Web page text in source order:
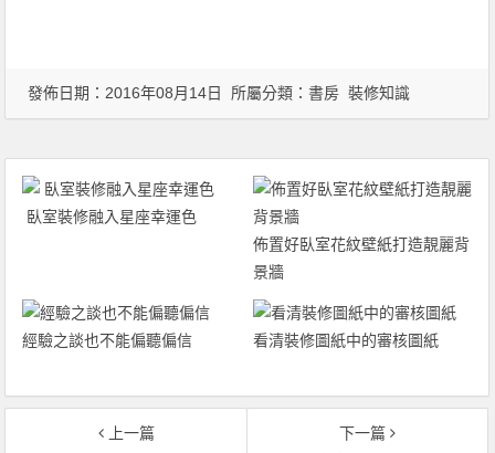
發佈日期：2016年08月14日 所屬分類：書房 裝修知識
臥室裝修融入星座幸運色
佈置好臥室花紋壁紙打造靚麗背
景牆
經驗之談也不能偏聽偏信 看清裝修圖紙中的審核圖紙
上一篇
下一篇